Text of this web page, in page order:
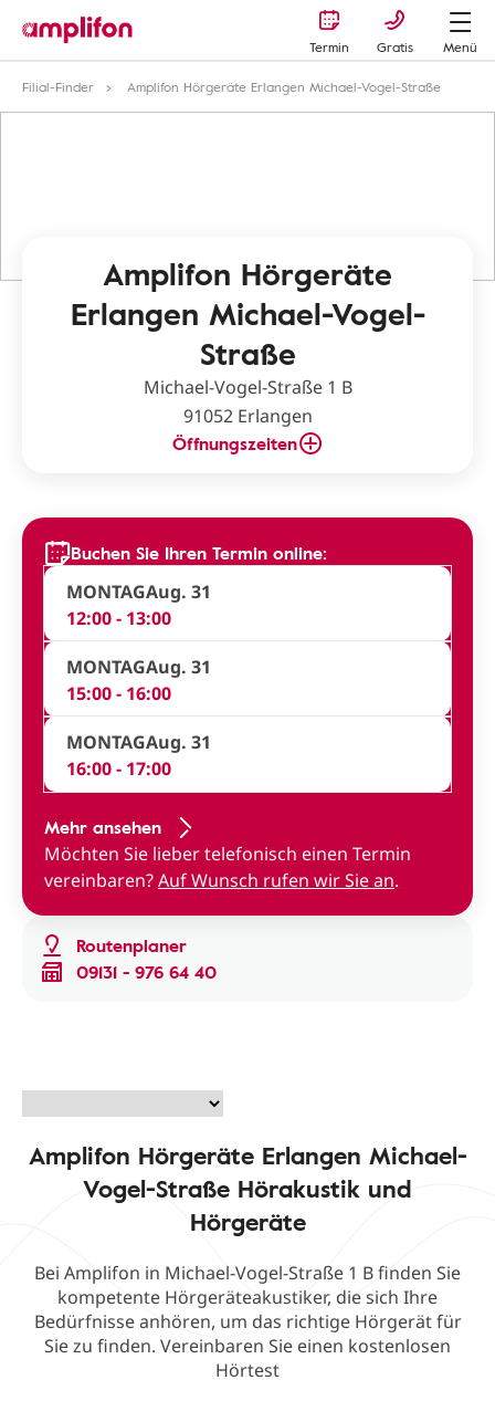
Termin Gratis
Menü
Filial-Finder
Amplifon Hörgeräte Erlangen Michael-Vogel-Straße
Amplifon Hörgeräte
Erlangen Michael-Vogel-
Straße
Michael-Vogel-Straße 1 B
91052 Erlangen
Öffnungszeiten
Routenplaner
09131 - 976 64 40
Buchen Sie Ihren Termin online:
MONTAGAug. 31
12:00 - 13:00
MONTAGAug. 31
15:00 - 16:00
MONTAGAug. 31
16:00 - 17:00
Mehr ansehen
Möchten Sie lieber telefonisch einen Termin
vereinbaren?Auf Wunsch rufen wir Sie an.
Amplifon Hörgeräte Erlangen Michael-
Vogel-Straße Hörakustik und
Hörgeräte
Bei Amplifon in Michael-Vogel-Straße 1 B finden Sie
kompetente Hörgeräteakustiker, die sich Ihre
Bedürfnisse anhören, um das richtige Hörgerät für
Sie zu finden. Vereinbaren Sie einen kostenlosen
Hörtest